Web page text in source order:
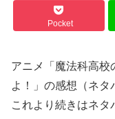
Pocket
アニメ「魔法科高校
よ！」の感想（ネタ
これより続きはネ